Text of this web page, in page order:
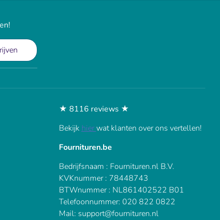
★ 8116 reviews ★
Bekijk hierwat klanten over ons vertellen!
Fournituren.be
Bedrijfsnaam : Fournituren.nl B.V.
KVKnummer : 78448743
BTWnummer : NL861402522 B01
Telefoonnummer: 020 822 0822
Mail: support@fournituren.nl